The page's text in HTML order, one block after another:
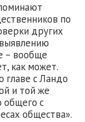
по
других
– вообще
как может.
главе с Ландо
и той же
общего с
общества».